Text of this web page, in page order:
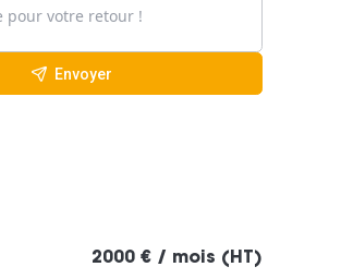
Envoyer
2000 € / mois (HT)